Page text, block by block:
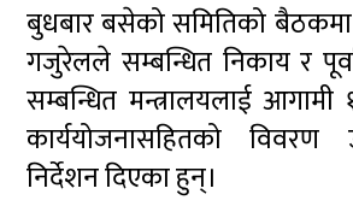
बुधबार बसेको समितिको
गजुरेलले सम्बन्धित निकाय र
सम्बन्धित मन्त्रालयलाई आगामी
कार्ययोजनासहितको
निर्देशन दिएका हुन्।